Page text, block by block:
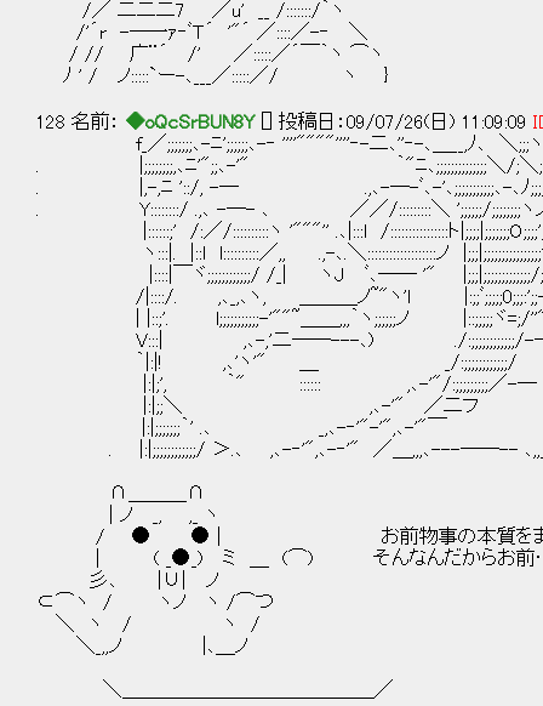
/／ 二二二7 ／u' __ /:::::::/｀ヽ
/'´r -―一ｧ‐ﾞＴ´ '"´ ／::::／-‐ ＼
/ // 广¨´ /' ／:::::／´￣｀ヽ ⌒ヽ
ﾉ ' / ノ:::::`ー-､___／:::::／/ ヽ }
128 名前： ◆oQcSrBUN8Y [] 投稿日：09/07/26(日) 11:09:09
f_／;;;;;;;､-ﾆ';;;;;;､-‐ ''''""""''''‐-二､''‐-､＿__,ﾉ､ ＼;;;ヽ
. |;;;;;;;;,､ﾆ'";;､-'" ｀"ﾆ､;;;;;;;;;;;;;;＼/;＼
. |,-,ﾆ '::/, -─ .,､-─-ﾞ､-'､;;;;;;;;;;;､-､
. Y::::::::/ .,､ -─- ､ ／／/:::::::::＼ ';;;;;;/;;;;;;;;ヽ
|::::::;' /:／/::::::::::ヽ '"""'' .､|:::l /::::::::::::::::ト
ヽ:::|. |::l l::::::::::／,, .,-､.＼:::::::::::::::::::ノ
|::::|￣ヾ;;;;;;;;;;;;/ /_| ヽJ ﾞ､── '" |;;;|;;;;;;;;;;;;;/
/|::::/. ,､_,､ヽ, ＿＿＿ノ~"ヽ'l |:;;ﾞ
| |::;'. l;;;;;;;;;;;-'""~＿＿,,,｀ヽ;;;;;;ノ |::;;;;;ヾ=;/
V:::| ,､-,'二──---､) ./:;;;;;;;;;;;;/-
｀|:|! ,､'ヽ'" ＿ _/:;;;;;;;;;;;;/ ＿
|:|;', ｀" :::::: ,､-'"/:;;;;;;;;;／-─
|:|;;＼ ,､-'" ／二フ
|:|;;;;;;;｀' .､ _,､-‐'"-'",､-'"￣
. |:|;;;;;;;;;;;;/ ＞.､ ,､-‐'",､-‐'" ／＿,,,､---──-- ､
∩＿＿＿∩
| ノ _, ,_ ヽ
/ ● ● | お前物事の本質をまったく捕
| ( _●_) ミ ＿ (⌒) そんなんだからお前……“自分
彡､ |∪| ノ
⊂⌒ヽ / ヽノ ヽ /⌒つ
＼ ヽ / ヽ /
＼_,,ノ |､＿ノ
＼＿＿＿＿＿＿＿＿＿＿＿＿＿／